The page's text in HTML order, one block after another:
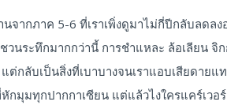
จากภาค 5-6 ที่เราเพิ่งดูมาไม่กี่ปีกลับลดล
วนระทึกมากกว่านี้ การชำแหละ ล้อเลียน
ต่กลับเป็นสิ่งที่เบาบางจนเราแอบเสียดาย
กมุมทุกปากกาเซียน แต่แล้วไงใครแคร์เวอร์